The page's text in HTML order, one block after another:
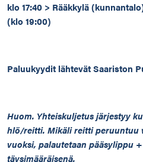
klo 17:40 > Rääkkylä
(klo 19:00)
Paluukyydit lähtevät Saariston
Huom. Yhteiskuljetus järjestyy
hlö/reitti. Mikäli reitti peruuntuu
vuoksi, palautetaan pääsylippu
täysimääräisenä.